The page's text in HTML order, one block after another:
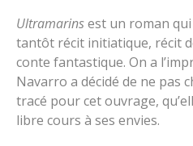
Ultramarinsest un roman
tantôt récit initiatique, récit
conte fantastique. On a
Navarro a décidé de ne pas
tracé pour cet ouvrage,
libre cours à ses envies.